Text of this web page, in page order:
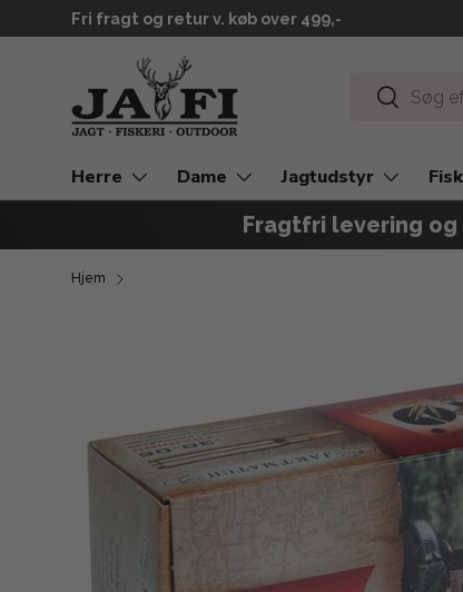
GÅ TIL INDHOLD
Fri fragt og retur v. køb over 499,-
Søg
Herre Dame Jagtudstyr
Fragtfri levering og
Hjem